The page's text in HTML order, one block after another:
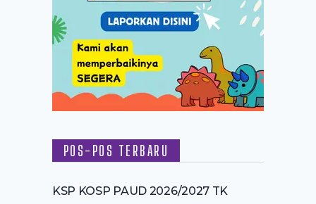
POS-POS TERBARU
KSP KOSP PAUD 2026/2027 TK